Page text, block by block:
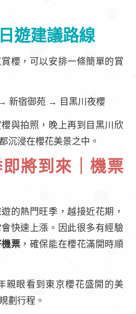
遊建議路線
櫻，可以安排一條簡單的賞
新宿御苑 → 目黑川夜櫻
與拍照，晚上再到目黑川欣
沉浸在櫻花美景之中。
將到來｜機票
的熱門旺季，越接近花期，
快速上漲。因此很多有經驗
票 ，確保能在櫻花滿開時順
親眼看到東京櫻花盛開的美
劃行程。